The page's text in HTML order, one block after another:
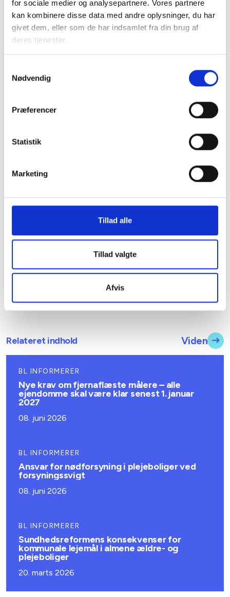
for sociale medier og analysepartnere. Vores partnere
kan kombinere disse data med andre oplysninger, du har
givet dem, eller som de har indsamlet fra din brug af
deres tjenester.
Nødvendig
Præferencer
Statistik
Marketing
Tillad alle
Tillad valgte
Afvis
anvendelse af underleverandører for at forhindre
forringelser af overenskomstmæssige vilkår på grund af
underbydende virksomheder, herunder virksomheder, som
forringer løn- og ansættelsesvilkår på området gennem
aftaler, som er indgået på det øvrige arbejdsmarked.
Bent Madsen / Lars Schmidt
Adm. direktør
Mail: bma@bl.dk
Relateret indhold Viden
BL INFORMERER
Nye krav om fjernaflæste målere – alle
ejendomme skal være klar senest 1. januar
2027
08. juni 2026
BL INFORMERER
Ansvar for nødforsyning i plejeboliger ved
forsyningssvigt
08. juni 2026
BL INFORMERER
Sundhedsreformens konsekvenser for
kommunale lejemål i almene ældre- og
plejeboliger
20. marts 2026